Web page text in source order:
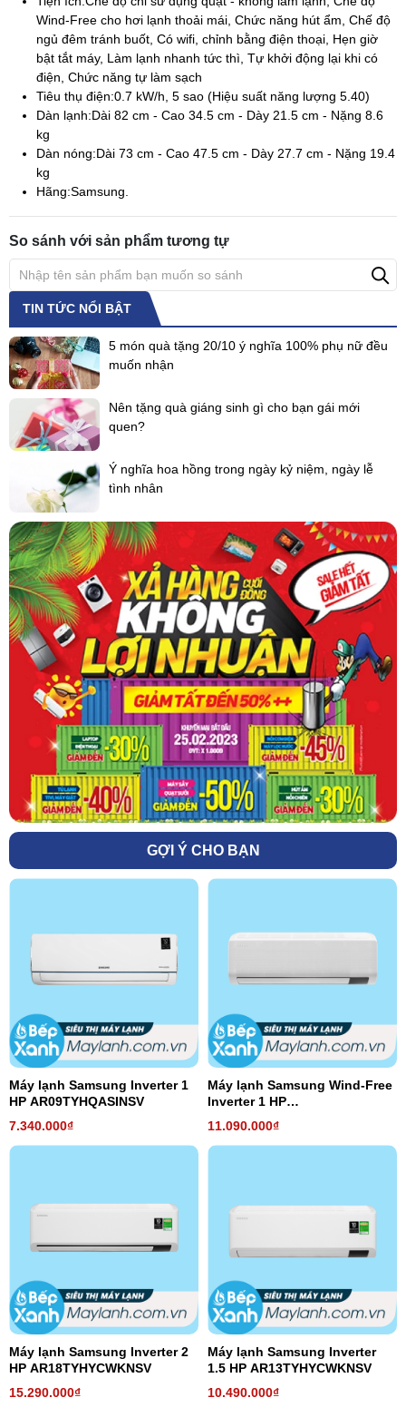
Wind-Free cho hơi lạnh thoải mái, Chức năng hút ẩm, Chế độ
ngủ đêm tránh buốt, Có wifi, chỉnh bằng điện thoại, Hẹn giờ
bật tắt máy, Làm lạnh nhanh tức thì, Tự khởi động lại khi có
điện, Chức năng tự làm sạch
Tiêu thụ điện:0.7 kW/h, 5 sao (Hiệu suất năng lượng 5.40)
Dàn lạnh:Dài 82 cm - Cao 34.5 cm - Dày 21.5 cm - Nặng 8.6
kg
Dàn nóng:Dài 73 cm - Cao 47.5 cm - Dày 27.7 cm - Nặng 19.4
kg
Hãng:Samsung.
So sánh với sản phẩm tương tự
TIN TỨC NỔI BẬT
5 món quà tặng 20/10 ý nghĩa 100% phụ nữ đều
muốn nhận
Nên tặng quà giáng sinh gì cho bạn gái mới
quen?
Ý nghĩa hoa hồng trong ngày kỷ niệm, ngày lễ
tình nhân
GỢI Ý CHO BẠN
Máy lạnh Samsung Inverter 1
HP AR09TYHQASINSV
7.340.000₫
Máy lạnh Samsung Wind-Free
Inverter 1 HP
AR10TYGCDWKNSV
11.090.000₫
Máy lạnh Samsung Inverter 2
HP AR18TYHYCWKNSV
15.290.000₫
Máy lạnh Samsung Inverter
1.5 HP AR13TYHYCWKNSV
10.490.000₫